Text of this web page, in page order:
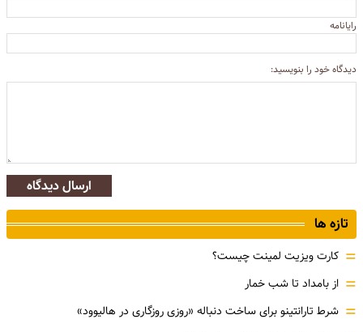
رایانامه
دیدگاه خود را بنویسید:
ارسال دیدگاه
تازه ها
= کارت ویزیت لمینت چیست؟
= از بامداد تا شب خمار
= شرط تارانتینو برای ساخت دنباله «روزی روزگاری در هالیوود»